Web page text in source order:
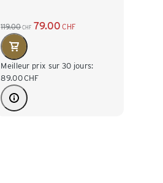
119.00 CHF 79.00 CHF
Meilleur prix sur 30 jours:
89.00CHF